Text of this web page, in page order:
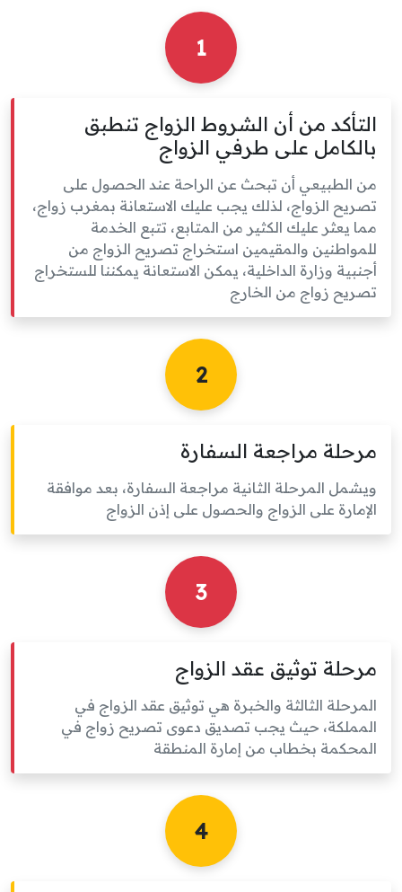
1
التأكد من أن الشروط الزواج تنطبق
بالكامل على طرفي الزواج
من الطبيعي أن تبحث عن الراحة عند الحصول على
تصريح الزواج، لذلك يجب عليك الاستعانة بمغرب زواج،
مما يعثر عليك الكثير من المتابع، تتبع الخدمة
للمواطنين والمقيمين استخراج تصريح الزواج من
أجنبية وزارة الداخلية، يمكن الاستعانة يمكننا للستخراج
تصريح زواج من الخارج
2
مرحلة مراجعة السفارة
ويشمل المرحلة الثانية مراجعة السفارة، بعد موافقة
الإمارة على الزواج والحصول على إذن الزواج
3
مرحلة توثيق عقد الزواج
المرحلة الثالثة والخبرة هي توثيق عقد الزواج في
المملكة، حيث يجب تصديق دعوى تصريح زواج في
المحكمة بخطاب من إمارة المنطقة
4